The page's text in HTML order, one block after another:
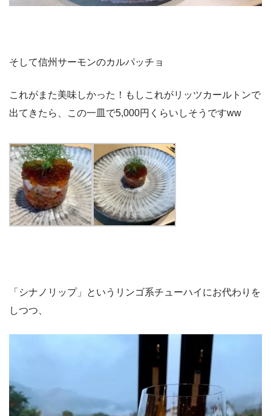
そして信州サーモンのカルパッチョ
これがまた美味しかった！もしこれがリッツカールトンで
出てきたら、この一皿で5,000円くらいしそうですww
「シナノリップ」というリンゴ系チューハイにお代わりを
しつつ、